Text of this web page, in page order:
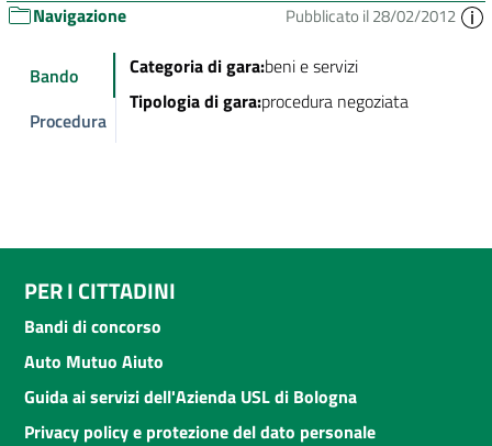
Navigazione Pubblicato il 28/02/2012
Bando
Procedura
Categoria di gara:beni e servizi
Tipologia di gara:procedura negoziata
PER I CITTADINI
Bandi di concorso
Auto Mutuo Aiuto
Guida ai servizi dell'Azienda USL di Bologna
Privacy policy e protezione del dato personale